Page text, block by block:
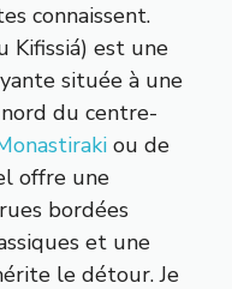
connaissent.
Kifissiá) est une
située à une
du centre-
ou de
offre une
bordées
et une
le détour. Je